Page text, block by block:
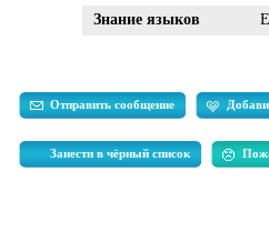
Знание языков
Отправить сообщение
Занести в чёрный список